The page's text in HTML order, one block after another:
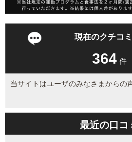
現在のクチコ
364 件
当サイトはユーザのみなさまからの
最近の口コ